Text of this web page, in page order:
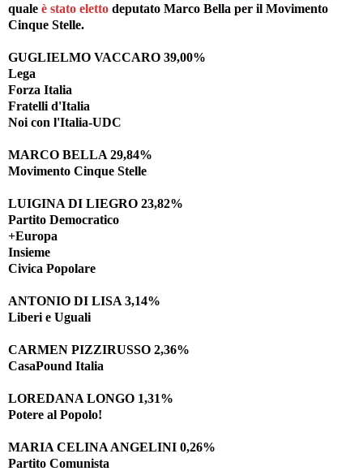
quale è stato eletto deputato Marco Bella per il Movimento
Cinque Stelle.
GUGLIELMO VACCARO 39,00%
Lega
Forza Italia
Fratelli d'Italia
Noi con l'Italia-UDC
MARCO BELLA 29,84%
Movimento Cinque Stelle
LUIGINA DI LIEGRO 23,82%
Partito Democratico
+Europa
Insieme
Civica Popolare
ANTONIO DI LISA 3,14%
Liberi e Uguali
CARMEN PIZZIRUSSO 2,36%
CasaPound Italia
LOREDANA LONGO 1,31%
Potere al Popolo!
MARIA CELINA ANGELINI 0,26%
Partito Comunista